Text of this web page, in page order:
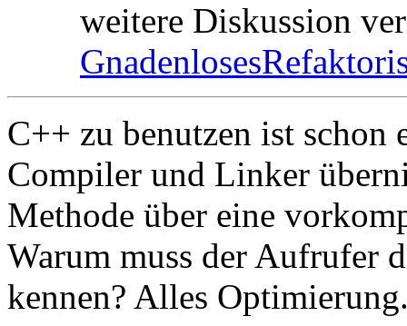
weitere Diskussion
C++ zu benutzen ist
Compiler und Linker
Methode über eine
Warum muss der Aufrufer
kennen? Alles